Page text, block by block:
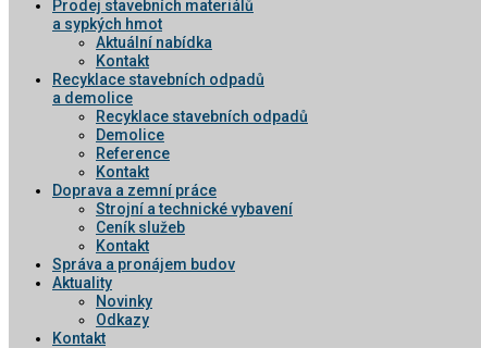
Prodej stavebních materiálů
a sypkých hmot
Aktuální nabídka
Kontakt
Recyklace stavebních odpadů
a demolice
Recyklace stavebních odpadů
Demolice
Reference
Kontakt
Doprava a zemní práce
Strojní a technické vybavení
Ceník služeb
Kontakt
Správa a pronájem budov
Aktuality
Novinky
Odkazy
Kontakt